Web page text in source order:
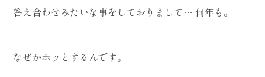
答え合わせみたいな事をしておりまして… 何年も。
なぜかホッとするんです。